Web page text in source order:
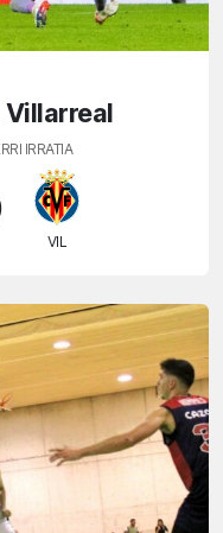
Villarreal
IRRATIA
VIL